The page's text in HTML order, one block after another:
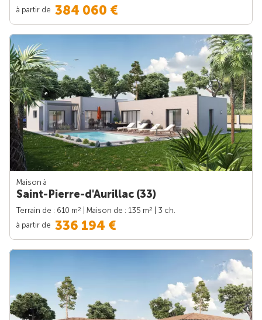
à partir de 384 060 €
Maison à
Saint-Pierre-d'Aurillac (33)
Terrain de : 610 m2 | Maison de : 135 m2
| 3 ch.
à partir de 336 194 €